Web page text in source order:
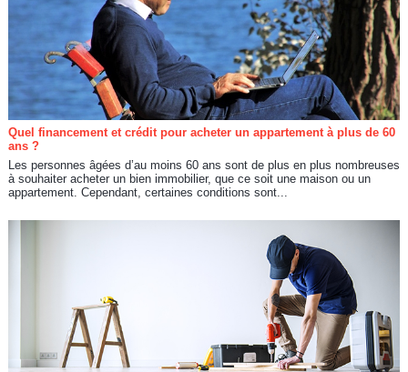
Quel financement et crédit pour acheter un appartement à plus de 60
ans ?
Les personnes âgées d’au moins 60 ans sont de plus en plus nombreuses
à souhaiter acheter un bien immobilier, que ce soit une maison ou un
appartement. Cependant, certaines conditions sont...